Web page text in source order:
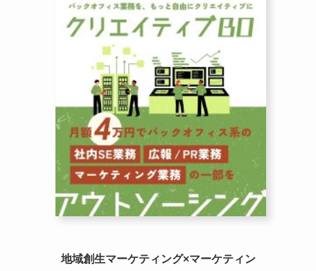
地域創生マーケティング×マーケティン